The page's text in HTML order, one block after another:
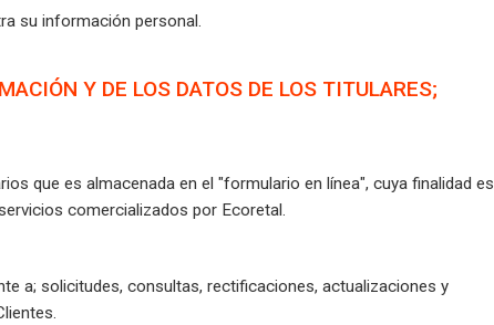
su información personal.
Y DE LOS DATOS DE LOS TITULARES;
que es almacenada en el "formulario en línea", cuya finalidad es
comercializados por Ecoretal.
a; solicitudes, consultas, rectificaciones, actualizaciones y